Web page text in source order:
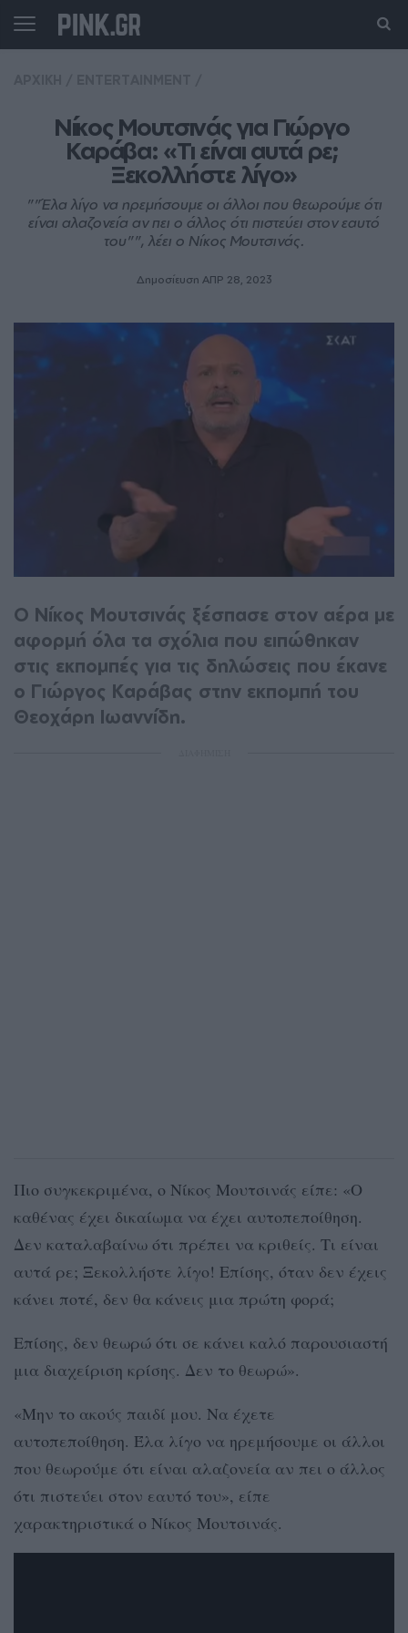
Νίκος Μουτσινάς για Γιώργο
Καράβα: «Τι είναι αυτά ρε;
Ξεκολλήστε λίγο»
""Έλα λίγο να ηρεμήσουμε οι άλλοι που θεωρούμε ότι
είναι αλαζονεία αν πει ο άλλος ότι πιστεύει στον εαυτό
του"", λέει ο Νίκος Μουτσινάς.
Δημοσίευση ΑΠΡ 28, 2023
Ο Νίκος Μουτσινάς ξέσπασε στον αέρα με
αφορμή όλα τα σχόλια που ειπώθηκαν
στις εκπομπές για τις δηλώσεις που έκανε
ο Γιώργος Καράβας στην εκπομπή του
Θεοχάρη Ιωαννίδη.
Πιο συγκεκριμένα, ο Νίκος Μουτσινάς είπε: «Ο
καθένας έχει δικαίωμα να έχει αυτοπεποίθηση.
Δεν καταλαβαίνω ότι πρέπει να κριθείς. Τι είναι
αυτά ρε; Ξεκολλήστε λίγο! Επίσης, όταν δεν έχεις
κάνει ποτέ, δεν θα κάνεις μια πρώτη φορά;
Επίσης, δεν θεωρώ ότι σε κάνει καλό παρουσιαστή
μια διαχείριση κρίσης. Δεν το θεωρώ».
«Μην το ακούς παιδί μου. Να έχετε
αυτοπεποίθηση. Έλα λίγο να ηρεμήσουμε οι άλλοι
που θεωρούμε ότι είναι αλαζονεία αν πει ο άλλος
ότι πιστεύει στον εαυτό του», είπε
χαρακτηριστικά ο Νίκος Μουτσινάς.